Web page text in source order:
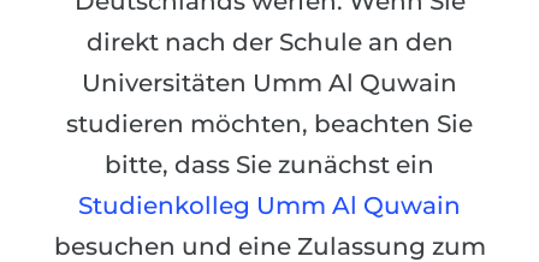
Studienfächer
BERUFSORIENTIERUNG
Interessenkarte-Test
Ingenieurwesen
Physik
Management
Anderes Fach
BEWERBEN AUS …
direkt nach der Schule an den
Universitäten Umm Al Quwain
studieren möchten, beachten Sie
bitte, dass Sie zunächst ein
Studienkolleg Umm Al Quwain
besuchen und eine Zulassung zum